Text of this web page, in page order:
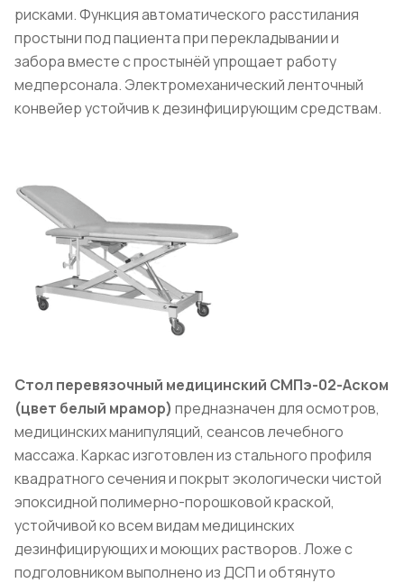
рисками. Функция автоматического расстилания
простыни под пациента при перекладывании и
забора вместе с простынёй упрощает работу
медперсонала. Электромеханический ленточный
конвейер устойчив к дезинфицирующим средствам.
Стол перевязочный медицинский СМПэ-02-Аском
(цвет белый мрамор) предназначен для осмотров,
медицинских манипуляций, сеансов лечебного
массажа. Каркас изготовлен из стального профиля
квадратного сечения и покрыт экологически чистой
эпоксидной полимерно-порошковой краской,
устойчивой ко всем видам медицинских
дезинфицирующих и моющих растворов. Ложе с
подголовником выполнено из ДСП и обтянуто